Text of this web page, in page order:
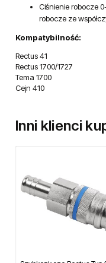
Ciśnienie robocze
robocze ze
Kompatybilność:
Rectus 41
Rectus 1700/1727
Tema 1700
Cejn 410
Inni klienci